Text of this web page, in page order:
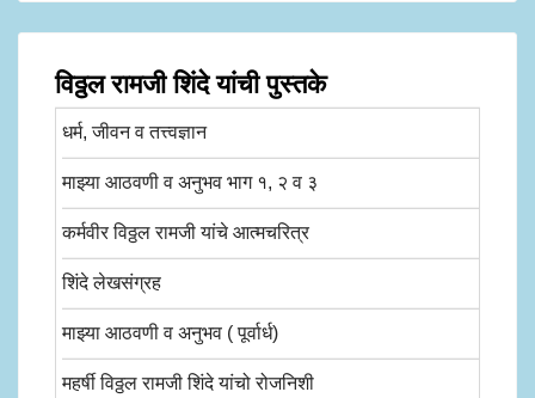
विठ्ठल रामजी शिंदे यांची पुस्तके
धर्म, जीवन व तत्त्वज्ञान
माझ्या आठवणी व अनुभव भाग १, २ व ३
कर्मवीर विठ्ठल रामजी यांचे आत्मचरित्र
शिंदे लेखसंग्रह
माझ्या आठवणी व अनुभव ( पूर्वार्ध)
महर्षी विठ्ठल रामजी शिंदे यांचो रोजनिशी